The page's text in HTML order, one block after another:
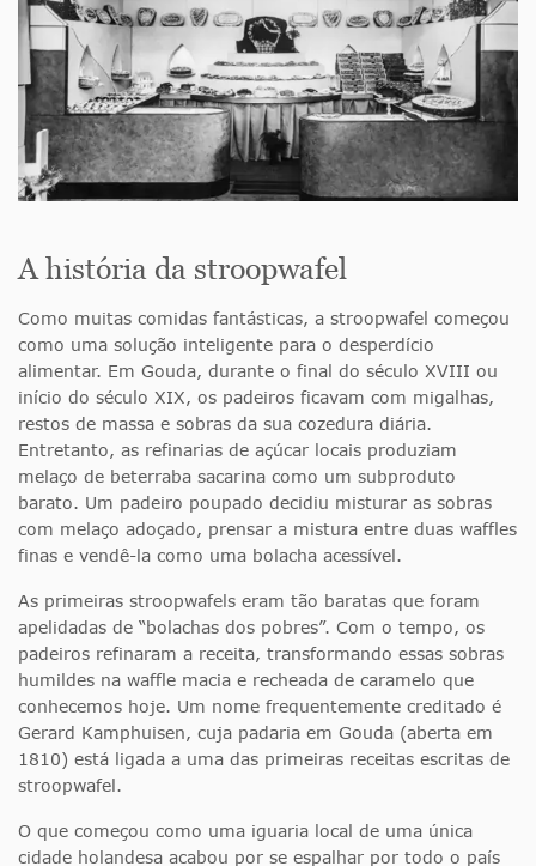
A história da stroopwafel
Como muitas comidas fantásticas, a stroopwafel começou
como uma solução inteligente para o desperdício
alimentar. Em Gouda, durante o final do século XVIII ou
início do século XIX, os padeiros ficavam com migalhas,
restos de massa e sobras da sua cozedura diária.
Entretanto, as refinarias de açúcar locais produziam
melaço de beterraba sacarina como um subproduto
barato. Um padeiro poupado decidiu misturar as sobras
com melaço adoçado, prensar a mistura entre duas waffles
finas e vendê-la como uma bolacha acessível.
As primeiras stroopwafels eram tão baratas que foram
apelidadas de “bolachas dos pobres”. Com o tempo, os
padeiros refinaram a receita, transformando essas sobras
humildes na waffle macia e recheada de caramelo que
conhecemos hoje. Um nome frequentemente creditado é
Gerard Kamphuisen, cuja padaria em Gouda (aberta em
1810) está ligada a uma das primeiras receitas escritas de
stroopwafel.
O que começou como uma iguaria local de uma única
cidade holandesa acabou por se espalhar por todo o país